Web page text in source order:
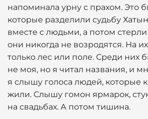
напоминала урну с прахом. Это
которые разделили судьбу
вместе с людьми, а потом
они никогда не возродятся. На
только лес или поле. Среди них
не моя, но я читал названия, и
я слышу голоса людей, которые
жили. Слышу гомон ярмарок,
на свадьбах. А потом тишина.